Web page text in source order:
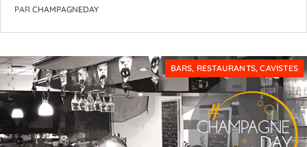
PAR CHAMPAGNEDAY
BARS, RESTAURANTS, CAVISTES